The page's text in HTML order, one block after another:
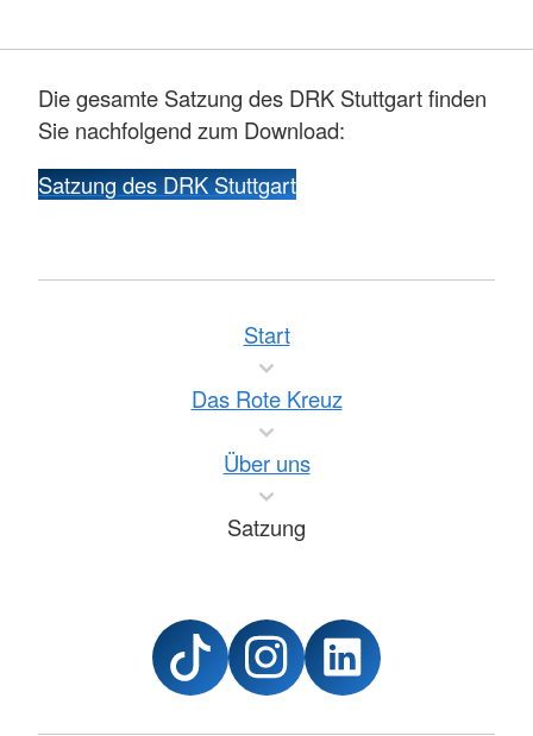
Die gesamte Satzung des DRK Stuttgart finden
Sie nachfolgend zum Download:
Satzung des DRK Stuttgart
Start
Das Rote Kreuz
Über uns
Satzung